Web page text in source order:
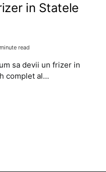
in Statele
read
sa devii un frizer in
complet al…